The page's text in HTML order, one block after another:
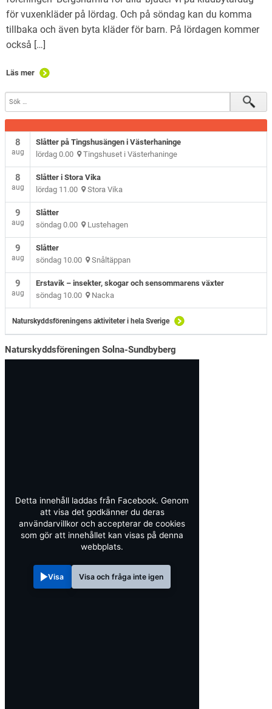
för vuxenkläder på lördag. Och på söndag kan du komma
tillbaka och även byta kläder för barn. På lördagen kommer
också […]
Läs mer
8
aug
Slåtter på Tingshusängen i Västerhaninge
lördag 0.00 Tingshuset i Västerhaninge
8
aug
Slåtter i Stora Vika
lördag 11.00 Stora Vika
9
aug
Slåtter
söndag 0.00 Lustehagen
9
aug
Slåtter
söndag 10.00 Snåltäppan
9
aug
Erstavik – insekter, skogar och sensommarens växter
söndag 10.00 Nacka
Naturskyddsföreningens aktiviteter i hela Sverige
Naturskyddsföreningen Solna-Sundbyberg
Detta innehåll laddas från Facebook. Genom
att visa det godkänner du deras
användarvillkor och accepterar de cookies
som gör att innehållet kan visas på denna
webbplats.
Visa Visa och fråga inte igen